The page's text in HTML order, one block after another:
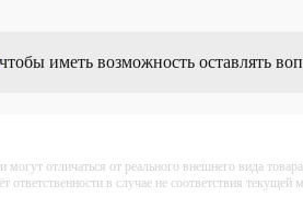
иметь возможность оставлять
могут отличаться от реального внешнего вида
в случае не соответствия